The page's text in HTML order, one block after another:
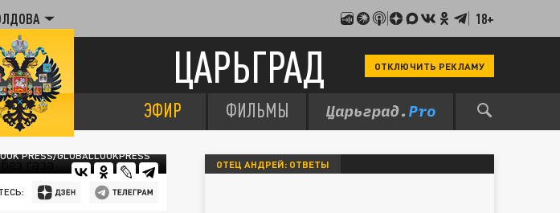
18+
ЦАРЬГРАД ОТКЛЮЧИТЬ РЕКЛАМУ
ЭФИР ФИЛЬМЫ
PRESS/GLOBALLOOKPRESS
ОТЕЦ АНДРЕЙ: ОТВЕТЫ